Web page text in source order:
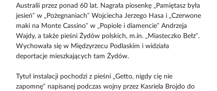
Australii przez ponad 60 lat. Nagrała piosenkę „Pamiętasz była
jesień” w „Pożegnaniach” Wojciecha Jerzego Hasa i „Czerwone
maki na Monte Cassino” w „Popiole i diamencie” Andrzeja
Wajdy, a także pieśni Żydów polskich, m.in. „Miasteczko Bełz”.
Wychowała się w Międzyrzecu Podlaskim i widziała
deportacje mieszkających tam Żydów.
Tytuł instalacji pochodzi z pieśni „Getto, nigdy cię nie
zapomnę” napisanej podczas wojny przez Kasriela Brojdo do